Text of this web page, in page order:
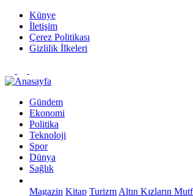
Künye
İletişim
Çerez Politikası
Gizlilik İlkeleri
Gündem
Ekonomi
Politika
Teknoloji
Spor
Dünya
Sağlık
Magazin Kitap Turizm Altın Kızların